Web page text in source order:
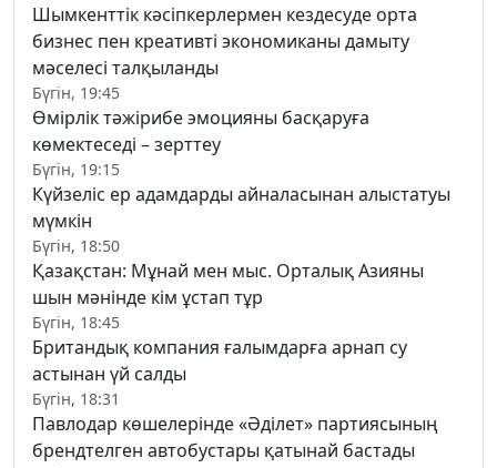
Шымкенттік кәсіпкерлермен кездесуде орта
бизнес пен креативті экономиканы дамыту
мәселесі талқыланды
Бүгін, 19:45
Өмірлік тәжірибе эмоцияны басқаруға
көмектеседі – зерттеу
Бүгін, 19:15
Күйзеліс ер адамдарды айналасынан алыстатуы
мүмкін
Бүгін, 18:50
Қазақстан: Мұнай мен мыс. Орталық Азияны
шын мәнінде кім ұстап тұр
Бүгін, 18:45
Британдық компания ғалымдарға арнап су
астынан үй салды
Бүгін, 18:31
Павлодар көшелерінде «Әділет» партиясының
брендтелген автобустары қатынай бастады